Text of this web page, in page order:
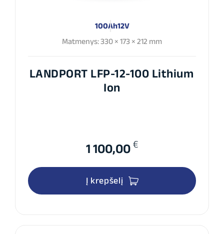
100Ah12V
Matmenys: 330 × 173 × 212 mm
LANDPORT LFP-12-100 Lithium
Ion
1 100,00 €
Į krepšelį